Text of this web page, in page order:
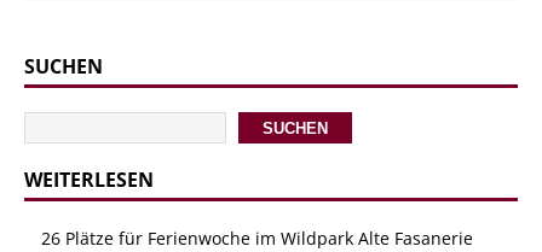
SUCHEN
SUCHEN
WEITERLESEN
26 Plätze für Ferienwoche im Wildpark Alte Fasanerie